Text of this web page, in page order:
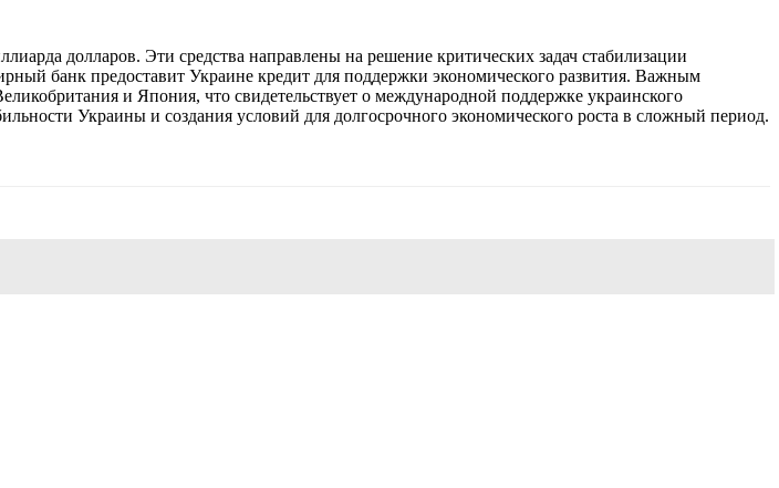
долларов. Эти средства направлены на решение критических задач стабилизации
банк предоставит Украине кредит для поддержки экономического развития. Важным
и Япония, что свидетельствует о международной поддержке украинского
Украины и создания условий для долгосрочного экономического роста в сложный период.